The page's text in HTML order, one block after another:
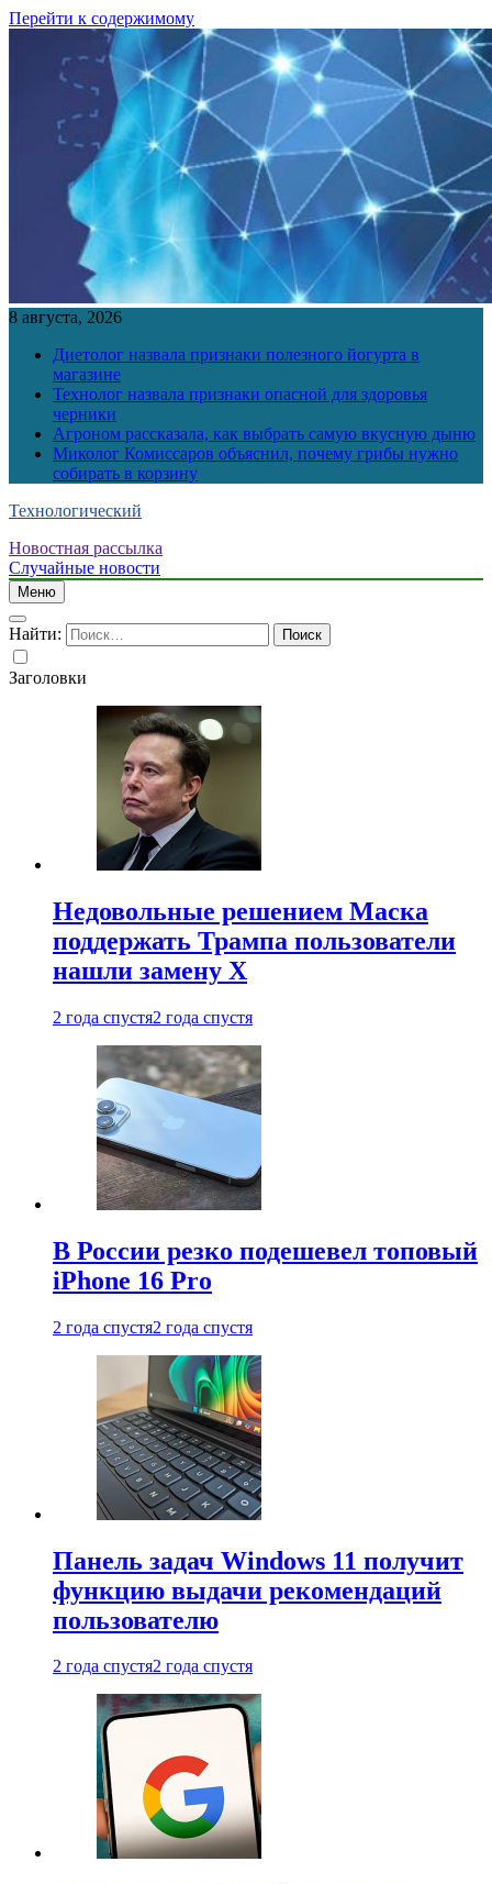
Перейти к содержимому
8 августа, 2026
Диетолог назвала признаки полезного йогурта в
магазине
Технолог назвала признаки опасной для здоровья
черники
Агроном рассказала, как выбрать самую вкусную дыню
Миколог Комиссаров объяснил, почему грибы нужно
собирать в корзину
Технологический
Новостная рассылка
Случайные новости
Меню
Найти:
Заголовки
Недовольные решением Маска
поддержать Трампа пользователи
нашли замену X
2 года спустя2 года спустя
В России резко подешевел топовый
iPhone 16 Pro
2 года спустя2 года спустя
Панель задач Windows 11 получит
функцию выдачи рекомендаций
пользователю
2 года спустя2 года спустя